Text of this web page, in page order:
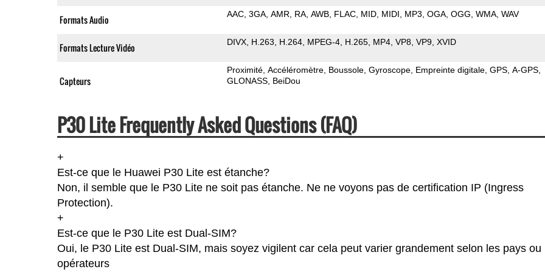
Formats Audio AAC 3GA AMR RA AWB FLAC MID MIDI MP3 OGA OGG WMA WAV
Formats Lecture Vidéo DIVX H.263 H.264 MPEG-4 H.265 MP4 VP8 VP9 XVID
Capteurs
Proximité Accéléromètre Boussole Gyroscope Empreinte digitale GPS A-GPS
GLONASS BeiDou
P30 Lite Frequently Asked Questions (FAQ)
+
Est-ce que le Huawei P30 Lite est étanche?
Non, il semble que le P30 Lite ne soit pas étanche. Ne ne voyons pas de certification IP (Ingress
Protection).
+
Est-ce que le P30 Lite est Dual-SIM?
Oui, le P30 Lite est Dual-SIM, mais soyez vigilent car cela peut varier grandement selon les pays ou
opérateurs